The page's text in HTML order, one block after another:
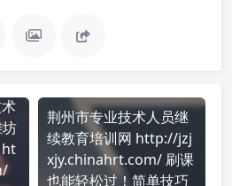
ht
荆州市专业技术人员继
续教育培训网 http://jzj
xjy.chinahrt.com/ 刷课
也能轻松过！简单技巧